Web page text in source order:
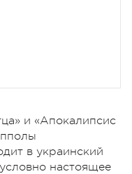
и «Апокалипсис
в украинский
настоящее